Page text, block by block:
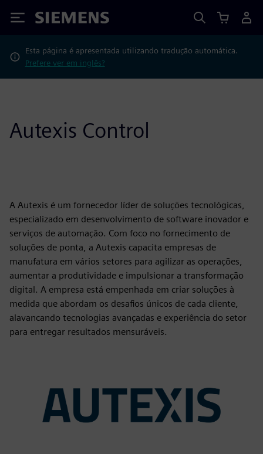
Siemens
Esta página é apresentada utilizando tradução automática.
Prefere ver em inglês?
Autexis Control
A Autexis é um fornecedor líder de soluções tecnológicas,
especializado em desenvolvimento de software inovador e
serviços de automação. Com foco no fornecimento de
soluções de ponta, a Autexis capacita empresas de
manufatura em vários setores para agilizar as operações,
aumentar a produtividade e impulsionar a transformação
digital. A empresa está empenhada em criar soluções à
medida que abordam os desafios únicos de cada cliente,
alavancando tecnologias avançadas e experiência do setor
para entregar resultados mensuráveis.